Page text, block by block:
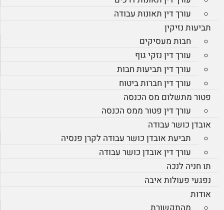
עורך דין תאונות עבודה
תביעות נזיקין
חבות מעסיקים
עורך דין נזקי גוף
עורך דין תביעות חבות
עורך דין חברות ביטוח
פטור מתשלום מס הכנסה
עורך דין פטור ממס הכנסה
אובדן כושר עבודה
תביעת אובדן כושר עבודה לקרן פנסיה
עורך דין אובדן כושר עבודה
תו חניה לנכה
נפגעי פעולות איבה
אודות